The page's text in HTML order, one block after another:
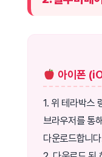
아이폰
1. 위 테라박스
브라우저를 통해
다운로드합니